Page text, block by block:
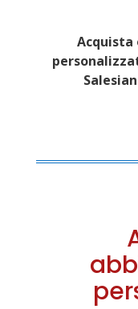
Acquista